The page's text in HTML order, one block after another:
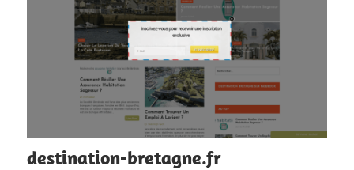
destination-bretagne.fr